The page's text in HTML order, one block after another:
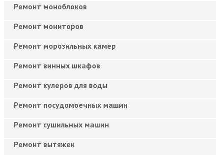
Ремонт моноблоков
Ремонт мониторов
Ремонт морозильных камер
Ремонт винных шкафов
Ремонт кулеров для воды
Ремонт посудомоечных машин
Ремонт сушильных машин
Ремонт вытяжек